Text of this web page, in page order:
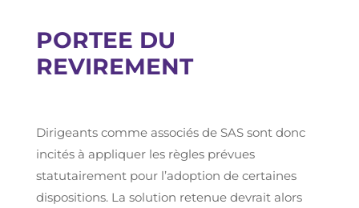
PORTEE DU
REVIREMENT
Dirigeants comme associés de SAS sont donc
incités à appliquer les règles prévues
statutairement pour l’adoption de certaines
dispositions. La solution retenue devrait alors